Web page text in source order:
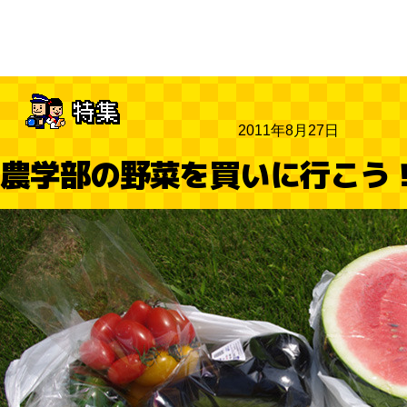
2011年8月27日
農学部の野菜を買いに行こう